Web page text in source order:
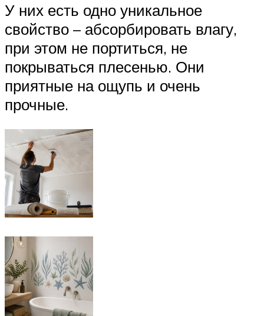
У них есть одно уникальное
свойство – абсорбировать влагу,
при этом не портиться, не
покрываться плесенью. Они
приятные на ощупь и очень
прочные.